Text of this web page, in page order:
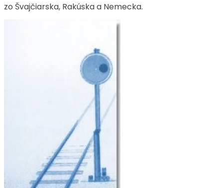
zo Švajčiarska, Rakúska a Nemecka.